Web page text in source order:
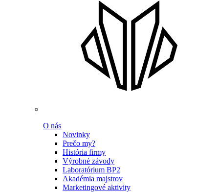
O nás
Novinky
Prečo my?
História firmy
Výrobné závody
Laboratórium BP2
Akadémia majstrov
Marketingové aktivity